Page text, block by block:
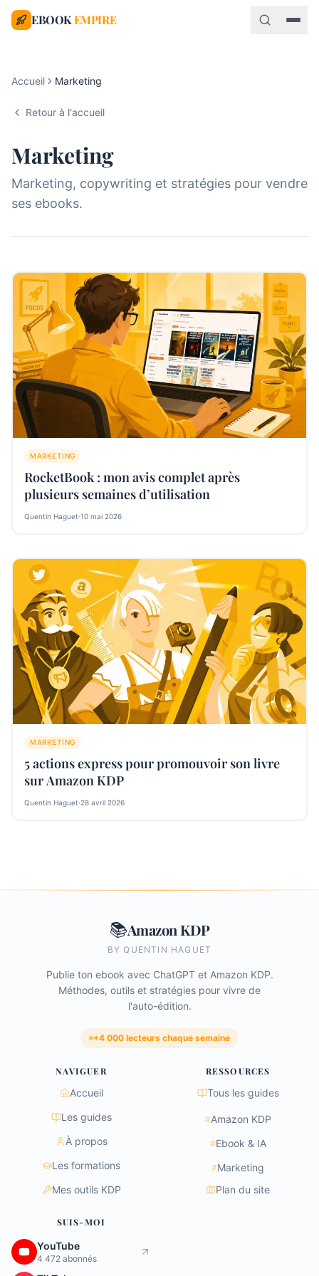
EBOOKEMPIRE
Accueil Marketing
Retour à l'accueil
Marketing
Marketing, copywriting et stratégies pour vendre
ses ebooks.
MARKETING
RocketBook : mon avis complet après
plusieurs semaines d’utilisation
Quentin Haguet·10 mai 2026
MARKETING
5 actions express pour promouvoir son livre
sur Amazon KDP
Quentin Haguet·28 avril 2026
📚Amazon KDP
BY QUENTIN HAGUET
Publie ton ebook avec ChatGPT et Amazon KDP.
Méthodes, outils et stratégies pour vivre de
l'auto-édition.
+4 000 lecteurs chaque semaine
NAVIGUER
Accueil
Les guides
À propos
Les formations
Mes outils KDP
RESSOURCES
Tous les guides
#Amazon KDP
#Ebook & IA
#Marketing
Plan du site
SUIS-MOI
YouTube
4 472 abonnés